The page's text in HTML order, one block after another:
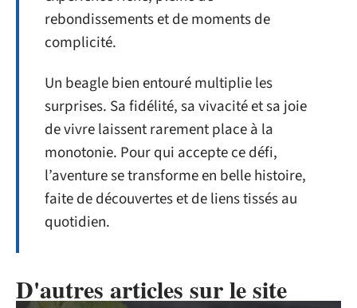
rebondissements et de moments de
complicité.
Un beagle bien entouré multiplie les
surprises. Sa fidélité, sa vivacité et sa joie
de vivre laissent rarement place à la
monotonie. Pour qui accepte ce défi,
l’aventure se transforme en belle histoire,
faite de découvertes et de liens tissés au
quotidien.
D'autres articles sur le site